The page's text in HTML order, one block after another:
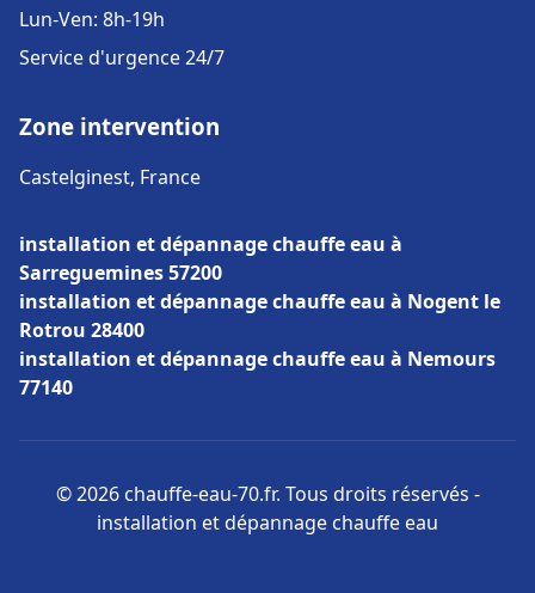
Lun-Ven: 8h-19h
Service d'urgence 24/7
Zone intervention
Castelginest, France
installation et dépannage chauffe eau à
Sarreguemines 57200
installation et dépannage chauffe eau à Nogent le
Rotrou 28400
installation et dépannage chauffe eau à Nemours
77140
© 2026 chauffe-eau-70.fr. Tous droits réservés -
installation et dépannage chauffe eau